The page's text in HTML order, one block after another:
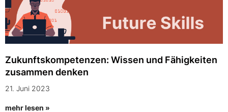
Zukunftskompetenzen: Wissen und Fähigkeiten
zusammen denken
21. Juni 2023
mehr lesen »